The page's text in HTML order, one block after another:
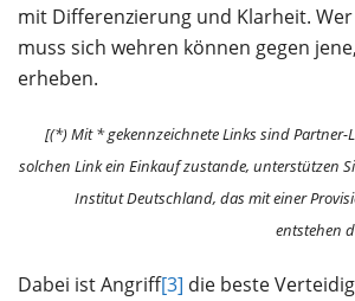
mit Differenzierung und Klarheit.
muss sich wehren können gegen
erheben.
[(*) Mit * gekennzeichnete Links sind Partner-
solchen Link ein Einkauf zustande, unterstützen
Institut Deutschland, das mit einer
entstehen
Dabei ist Angriff[3] die beste